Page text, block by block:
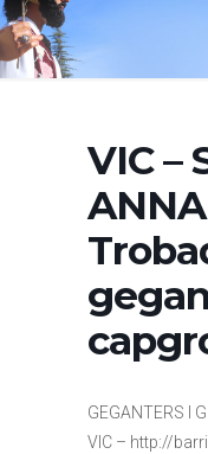
VIC –
GEGANTERS I
VIC – http://